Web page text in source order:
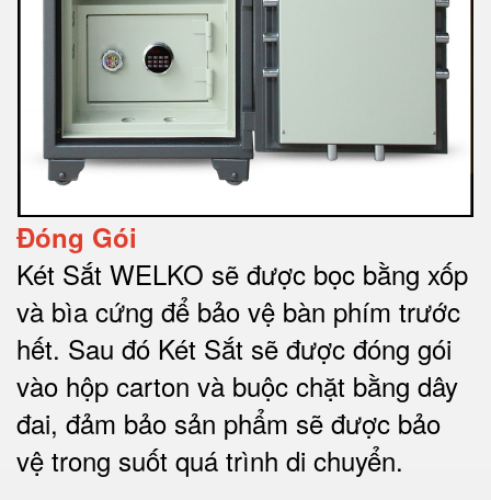
Đóng Gói
Két Sắt WELKO sẽ được bọc bằng xốp
và bìa cứng để bảo vệ bàn phím trước
hết. Sau đó Két Sắt sẽ được đóng gói
vào hộp carton và buộc chặt bằng dây
đai, đảm bảo sản phẩm sẽ được bảo
vệ trong suốt quá trình di chuyển.